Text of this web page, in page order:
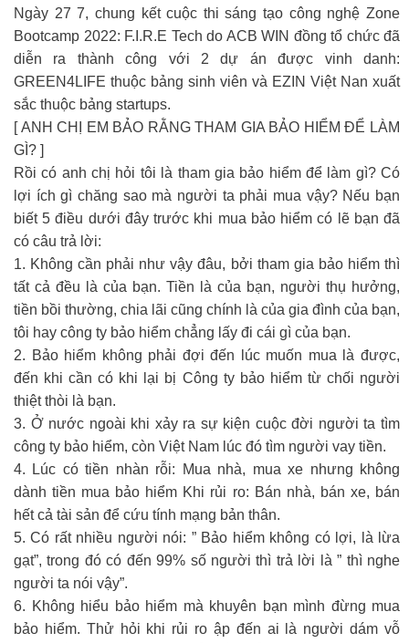
Ngày 27 7, chung kết cuộc thi sáng tạo công nghệ Zone
Bootcamp 2022: F.I.R.E Tech do ACB WIN đồng tổ chức đã
diễn ra thành công với 2 dự án được vinh danh:
GREEN4LIFE thuộc bảng sinh viên và EZIN Việt Nan xuất
sắc thuộc bảng startups.
[ ANH CHỊ EM BẢO RẰNG THAM GIA BẢO HIỂM ĐỂ LÀM
GÌ? ]
Rồi có anh chị hỏi tôi là tham gia bảo hiểm để làm gì? Có
lợi ích gì chăng sao mà người ta phải mua vậy? Nếu bạn
biết 5 điều dưới đây trước khi mua bảo hiểm có lẽ bạn đã
có câu trả lời:
1. Không cần phải như vậy đâu, bởi tham gia bảo hiểm thì
tất cả đều là của bạn. Tiền là của bạn, người thụ hưởng,
tiền bồi thường, chia lãi cũng chính là của gia đình của bạn,
tôi hay công ty bảo hiểm chẳng lấy đi cái gì của bạn.
2. Bảo hiểm không phải đợi đến lúc muốn mua là được,
đến khi cần có khi lại bị Công ty bảo hiểm từ chối người
thiệt thòi là bạn.
3. Ở nước ngoài khi xảy ra sự kiện cuộc đời người ta tìm
công ty bảo hiểm, còn Việt Nam lúc đó tìm người vay tiền.
4. Lúc có tiền nhàn rỗi: Mua nhà, mua xe nhưng không
dành tiền mua bảo hiểm Khi rủi ro: Bán nhà, bán xe, bán
hết cả tài sản để cứu tính mạng bản thân.
5. Có rất nhiều người nói: ” Bảo hiểm không có lợi, là lừa
gạt”, trong đó có đến 99% số người thì trả lời là ” thì nghe
người ta nói vậy”.
6. Không hiểu bảo hiểm mà khuyên bạn mình đừng mua
bảo hiểm. Thử hỏi khi rủi ro ập đến ai là người dám vỗ